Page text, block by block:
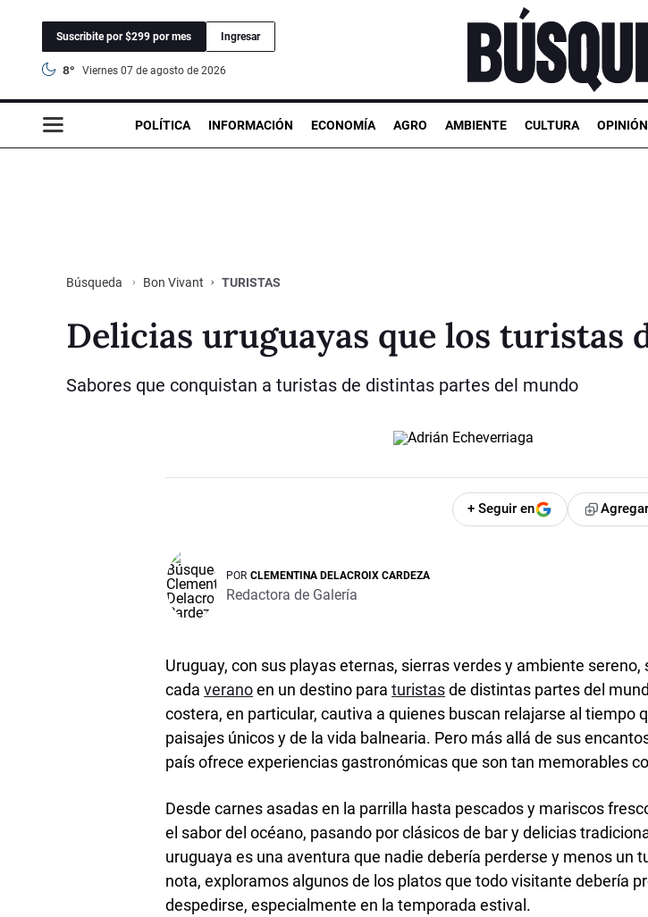
Suscribite por $299 por mes Ingresar
8° viernes 07 de agosto de 2026
POLÍTICA INFORMACIÓN ECONOMÍA AGRO AMBIENTE CULTURA OPINIÓN
Búsqueda Bon Vivant TURISTAS
Delicias uruguayas que los turistas
Sabores que conquistan a turistas de distintas partes del mundo
+ Seguir en
POR CLEMENTINA DELACROIX CARDEZA
Redactora de Galería
Uruguay, con sus playas eternas, sierras verdes y ambiente sereno,
cadaveranoen un destino paraturistasde distintas partes del
costera, en particular, cautiva a quienes buscan relajarse al tiempo
paisajes únicos y de la vida balnearia. Pero más allá de sus
país ofrece experiencias gastronómicas que son tan memorables
Desde carnes asadas en la parrilla hasta pescados y mariscos
el sabor del océano, pasando por clásicos de bar y delicias
uruguaya es una aventura que nadie debería perderse y menos un
nota, exploramos algunos de los platos que todo visitante debería
despedirse, especialmente en la temporada estival.